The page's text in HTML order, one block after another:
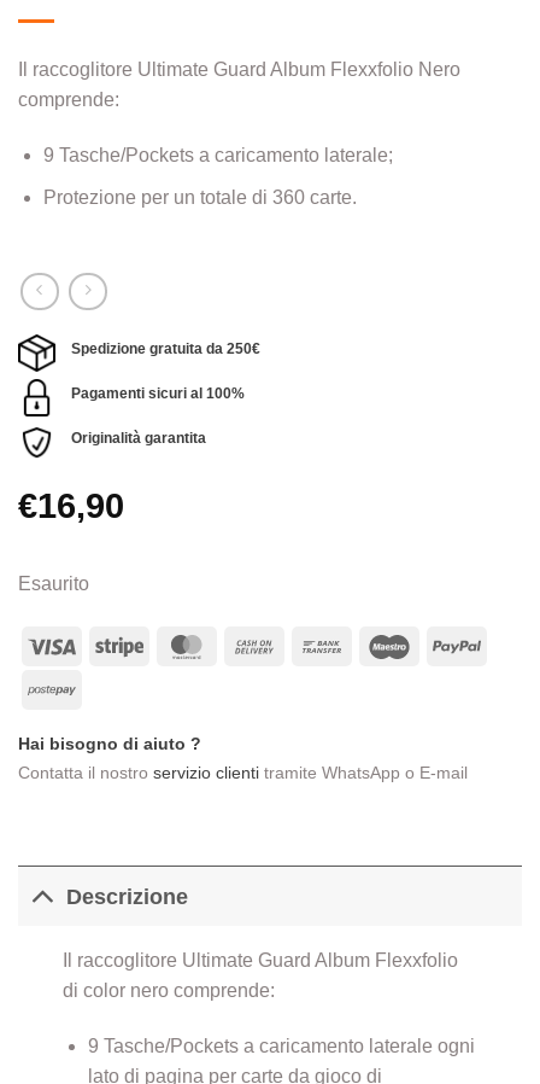
Il raccoglitore Ultimate Guard Album Flexxfolio Nero
comprende:
9 Tasche/Pockets a caricamento laterale;
Protezione per un totale di 360 carte.
Spedizione gratuita da 250€
Pagamenti sicuri al 100%
Originalità garantita
€16,90
Esaurito
Visa Stripe MasterCard
Cash
Bank
Maestro
Postepay
Hai bisogno di aiuto ?
Contatta il nostro servizio clienti tramite WhatsApp o E-mail
Descrizione
Il raccoglitore Ultimate Guard Album Flexxfolio
di color nero comprende:
9 Tasche/Pockets a caricamento laterale ogni
lato di pagina per carte da gioco di